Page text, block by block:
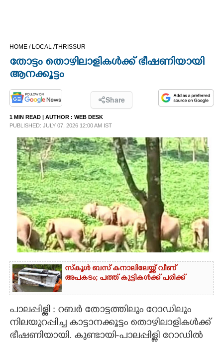
LIFESTYLE
SPIRITUAL
INFO+
ART
CARTOONS
LITERATURE
HOME / LOCAL /THRISSUR
തോട്ടം തൊഴിലാളികൾക്ക് ഭീഷണിയായി
ആനക്കൂട്ടം
Share
1 MIN READ | AUTHOR : WEB DESK
PUBLISHED: JULY 07, 2026 12:00 AM IST
സ്‌കൂൾ ബസ് കനാലിലേയ്ക്ക് വീണ്
അപകടം; പത്ത് കുട്ടികൾക്ക് പരിക്ക്
പാലപ്പിള്ളി : റബർ തോട്ടത്തിലും റോഡിലും
നിലയുറപ്പിച്ച കാട്ടാനക്കൂട്ടം തൊഴിലാളികൾക്ക്
ഭീഷണിയായി. കുണ്ടായി-പാലപ്പിള്ളി റോഡിൽ